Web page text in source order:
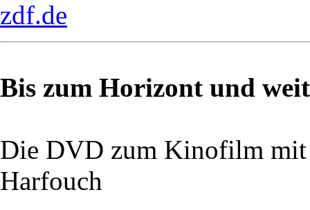
zdf.de
Bis zum Horizont und
Die DVD zum Kinofilm mit
Harfouch